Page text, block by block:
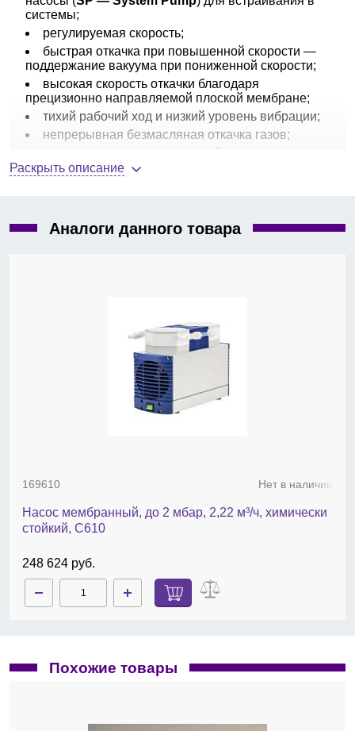
системы;
регулируемая скорость;
быстрая откачка при повышенной скорости —
поддержание вакуума при пониженной скорости;
высокая скорость откачки благодаря
прецизионно направляемой плоской мембране;
тихий рабочий ход и низкий уровень вибрации;
непрерывная безмасляная откачка газов;
компактные размеры и малый вес;
химический вариант — прижимной диск и
контактирующие с газом или паром сделаны из
макс. давление на выходе (общее), бар - 1,1;
мощность электродвигателя, кВт - 64;
габариты, ДхШхВ, мм - 235х143х175;
Раскрыть описание
Аналоги данного товара
169610 Нет в наличии
Насос мембранный, до 2 мбар, 2,22 м³/ч, химически
стойкий, C610
248 624 руб.
Похожие товары